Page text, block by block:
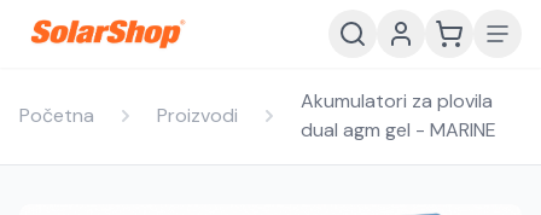
Početna Proizvodi
Akumulatori za plovila
dual agm gel - MARINE